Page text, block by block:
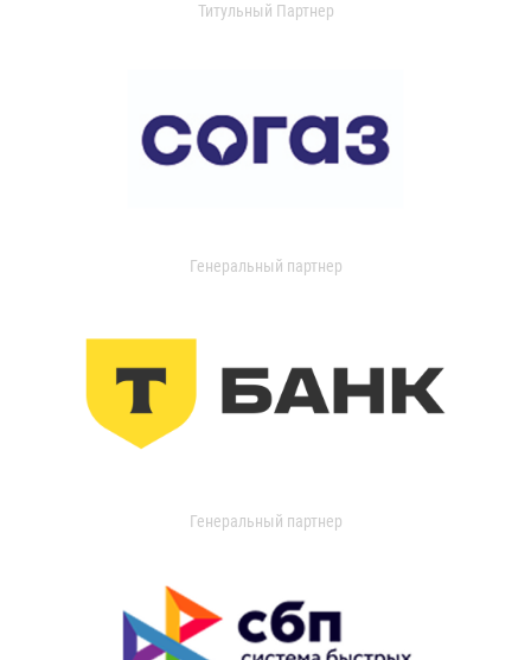
Титульный Партнер
Генеральный партнер
Генеральный партнер